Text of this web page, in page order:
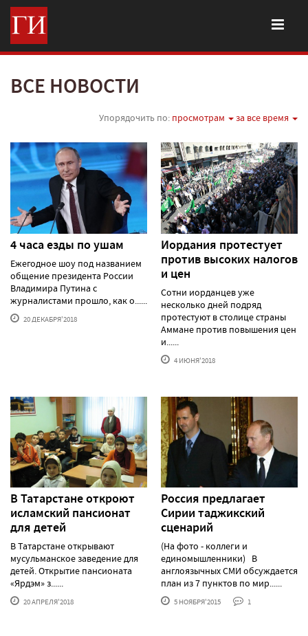
ВСЕ НОВОСТИ
Упорядочить по: просмотрам за все время
4 часа езды по ушам
Ежегодное шоу под названием
общение президента России
Владимира Путина с
журналистами прошло, как о......
20 ДЕКАБРЯ'2018
Иордания протестует
против высоких налогов
и цен
Сотни иорданцев уже
несколько дней подряд
протестуют в столице страны
Аммане против повышения цен
и......
4 ИЮНЯ'2018
В Татарстане откроют
исламский пансионат
для детей
В Татарстане открывают
мусульманское заведение для
детей. Открытие пансионата
«Ярдэм» з......
20 АПРЕЛЯ'2018
Россия предлагает
Сирии таджикский
сценарий
(На фото - коллеги и
единомышленники) В
англоязычных СМИ обсуждается
план из 7 пунктов по мир......
5 НОЯБРЯ'2015 1